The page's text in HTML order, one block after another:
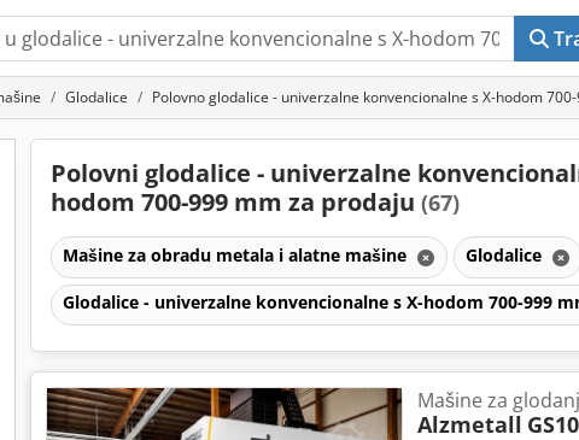
Glodalice Polovno glodalice - univerzalne konvencionalne s X-hodom
Polovni glodalice - univerzalne
hodom 700-999 mm za prodaju (67)
Mašine za obradu metala i alatne mašine Glodalice
Glodalice - univerzalne konvencionalne s X-hodom 700-999
Mašine za
Alzmetall